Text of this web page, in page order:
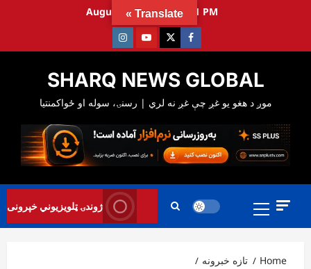
August 8, 2026 5:05:42 PM
Facebook
Twitter
Youtube
Instagram
SHARQ NEWS GLOBAL
Primary
ژوندۍ ټلویزیوني خپرونی
Home
تازه خبرونه
Translate »